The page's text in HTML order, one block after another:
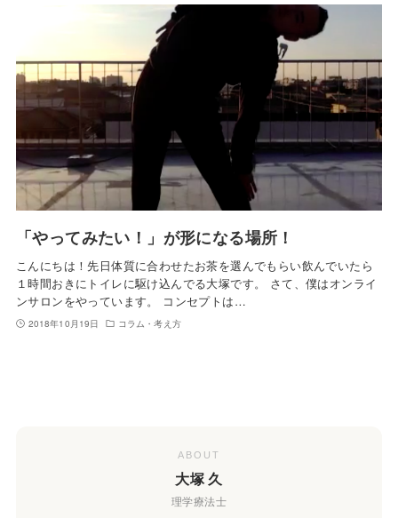
「やってみたい！」が形になる場所！
こんにちは！先日体質に合わせたお茶を選んでもらい飲んでいたら
１時間おきにトイレに駆け込んでる大塚です。 さて、僕はオンライ
ンサロンをやっています。 コンセプトは…
2018年10月19日 コラム・考え方
ABOUT
大塚 久
理学療法士